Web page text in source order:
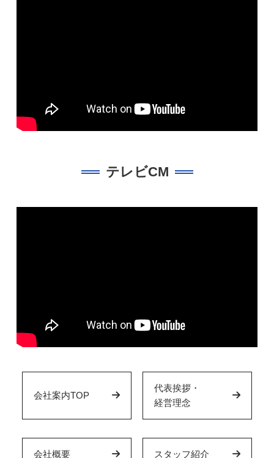
テレビCM
会社案内TOP
代表挨拶・
経営理念
会社概要 スタッフ紹介